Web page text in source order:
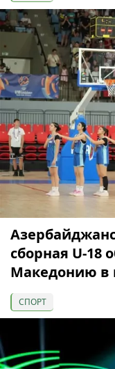
сборная U-18
Македонию в
СПОРТ